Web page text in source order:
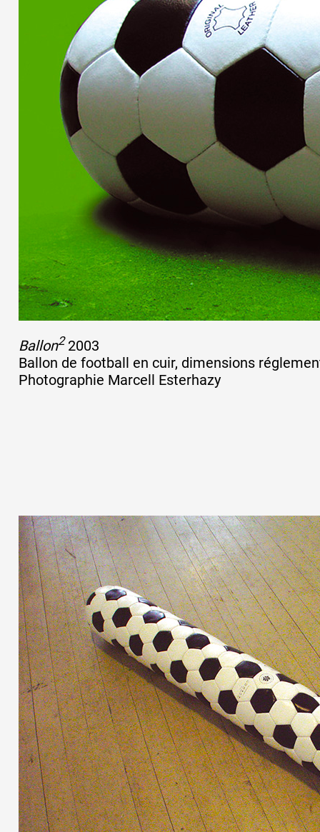
Année par année
Collection vidéos
Candidater
Contact
Ballon22003
Ballon de football en cuir, dimensions
Photographie Marcell Esterhazy